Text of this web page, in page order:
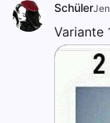
Schüler
Variante